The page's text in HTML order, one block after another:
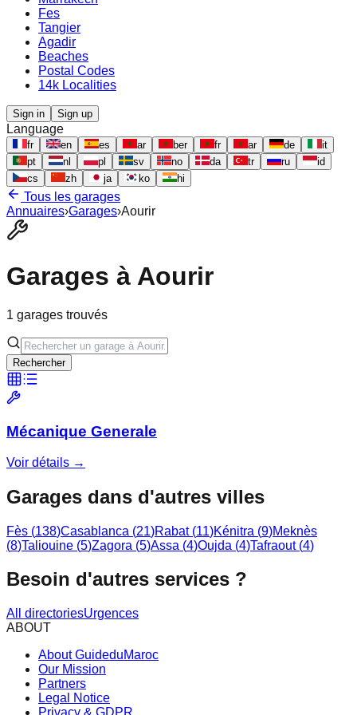
Fes
Tangier
Agadir
Beaches
Postal Codes
14k Localities
Sign in Sign up
Language
fr en es ar ber fr ar de
it
pt
nl pl sv no da tr ru
id
cs
zh ja ko hi
Tous les garages
Annuaires›Garages›Aourir
Garages à Aourir
1 garages trouvés
Rechercher
Mécanique Generale
Voir détails →
Garages dans d'autres villes
Fès (138)Casablanca (21)Rabat (11)Kénitra (9)Meknès
(8)Taliouine (5)Zagora (5)Assa (4)Oujda (4)Tafraout (4)
Besoin d'autres services ?
All directoriesUrgences
ABOUT
About GuideduMaroc
Our Mission
Partners
Legal Notice